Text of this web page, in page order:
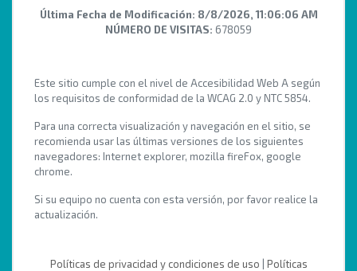
Última Fecha de Modificación: 8/8/2026, 11:06:06 AM
NÚMERO DE VISITAS: 678059
Este sitio cumple con el nivel de Accesibilidad Web A según
los requisitos de conformidad de la WCAG 2.0 y NTC 5854.
Para una correcta visualización y navegación en el sitio, se
recomienda usar las últimas versiones de los siguientes
navegadores: Internet explorer, mozilla fireFox, google
chrome.
Si su equipo no cuenta con esta versión, por favor realice la
actualización.
Políticas de privacidad y condiciones de uso Políticas